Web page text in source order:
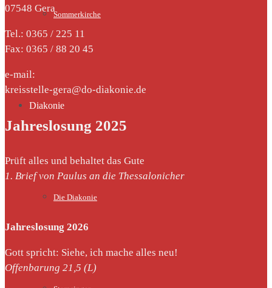
Sommerkirche
Diakonie
Die Diakonie
07548 Gera
Tel.: 0365 / 225 11
Fax: 0365 / 88 20 45
e-mail:
kreisstelle-gera@do-diakonie.de
Jahreslosung 2025
Prüft alles und behaltet das Gute
1. Brief von Paulus an die Thessalonicher
Jahreslosung 2026
Gott spricht: Siehe, ich mache alles neu!
Offenbarung 21,5 (L)